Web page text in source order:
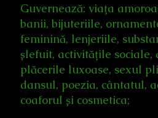
Guvernează: viața
banii, bijuteriile,
feminină, lenjeriile,
șlefuit, activitățile sociale,
plăcerile luxoase, sexul
dansul, poezia, cântatul,
coaforul și cosmetica;